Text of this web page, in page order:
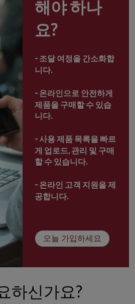
해야 하나
요?
- 조달 여정을 간소화합
니다.
- 온라인으로 안전하게
제품을 구매할 수 있습
니다.
- 사용 제품 목록을 빠르
게 업로드, 관리 및 구매
할 수 있습니다.
- 온라인 고객 지원을 제
공합니다.
오늘 가입하세요
하신가요?